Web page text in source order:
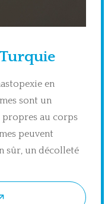
en
sont un
propres au corps
peuvent
sûr, un décolleté